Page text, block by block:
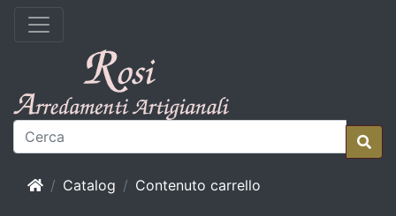
HomeCatalog Contenuto carrello